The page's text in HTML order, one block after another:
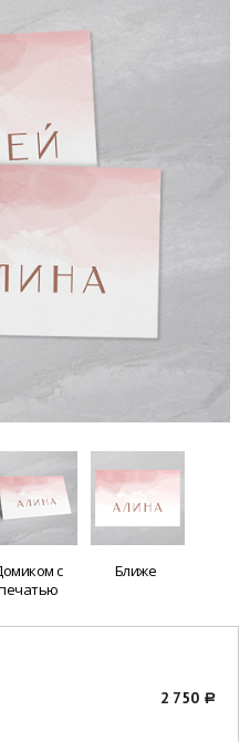
с
Ближе
2 750 a